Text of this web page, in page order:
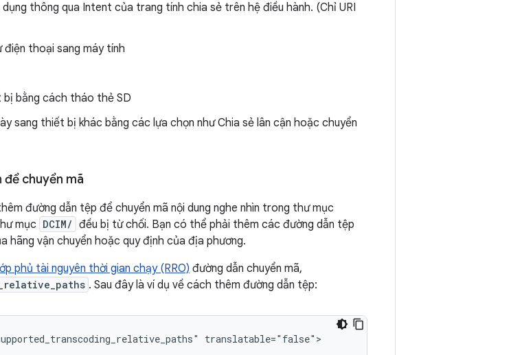
thông qua Intent của trang tính chia sẻ trên hệ điều hành. (Chỉ URI
điện thoại sang máy tính
bằng cách tháo thẻ SD
sang thiết bị khác bằng các lựa chọn như Chia sẻ lân cận hoặc chuyển
chuyển mã
đường dẫn tệp để chuyển mã nội dung nghe nhìn trong thư mục
mục DCIM/ đều bị từ chối. Bạn có thể phải thêm các đường dẫn tệp
hãng vận chuyển hoặc quy định của địa phương.
phủ tài nguyên thời gian chạy (RRO) đường dẫn chuyển mã,
. Sau đây là ví dụ về cách thêm đường dẫn tệp:
translatable="false">